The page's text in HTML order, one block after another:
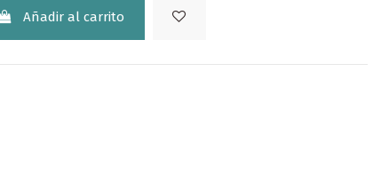
Añadir al carrito